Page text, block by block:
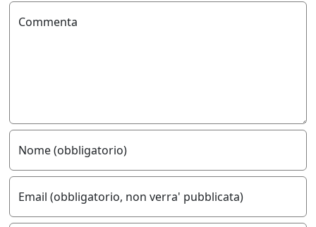
Commenta
Nome (obbligatorio)
Email (obbligatorio, non verra' pubblicata)